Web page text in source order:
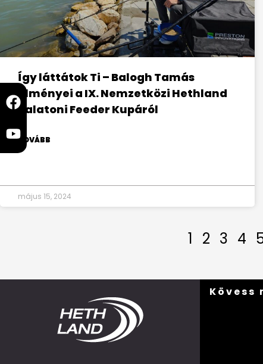
Így láttátok Ti – Balogh Tamás
élményei a IX. Nemzetközi Hethland
Balatoni Feeder Kupáról
TOVÁBB
május 15, 2024
1 2 3 4
Kövess